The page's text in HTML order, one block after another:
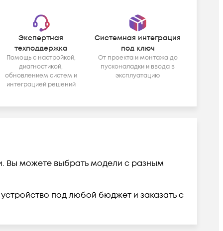
Экспертная
техподдержка
Помощь с настройкой,
диагностикой,
обновлением систем и
интеграцией решений
Системная интеграция
под ключ
От проекта и монтажа до
пусконаладки и ввода в
эксплуатацию
Вы можете выбрать модели с разным
под любой бюджет и заказать с